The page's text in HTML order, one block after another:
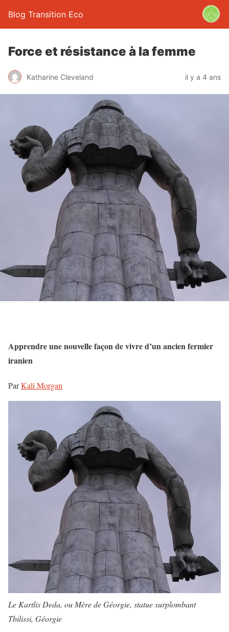
Blog Transition Eco
Force et résistance à la femme
Katharine Cleveland il y a 4 ans
Apprendre une nouvelle façon de vivre d’un ancien fermier
iranien
ParKali Morgan
Le Kartlis Deda, ou Mère de Géorgie, statue surplombant
Tbilissi, Géorgie